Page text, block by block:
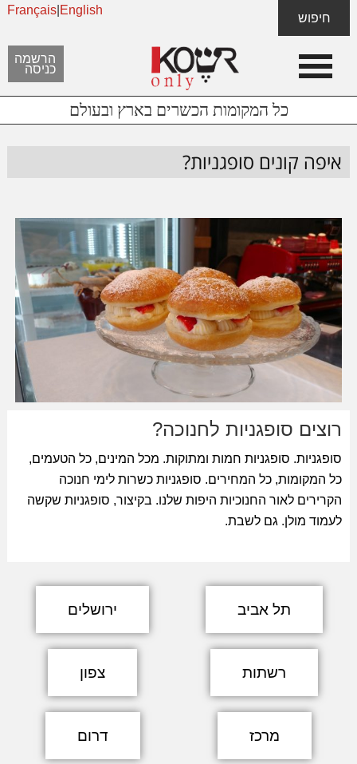
כל המקומות הכשרים בארץ ובעולם
content
footer
הרשמה
כניסה
Français| English
חיפוש
איפה קונים סופגניות?
רוצים סופגניות לחנוכה?
סופגניות. סופגניות חמות ומתוקות. מכל המינים, כל הטעמים,
כל המקומות, כל המחירים. סופגניות כשרות לימי חנוכה
הקרירים לאור החנוכיות היפות שלנו. בקיצור, סופגניות שקשה
לעמוד מולן. גם לשבת.
תל אביב ירושלים
רשתות צפון
מרכז דרום